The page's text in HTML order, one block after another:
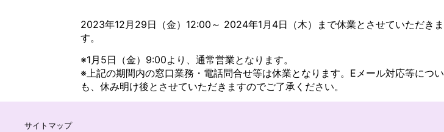
2023年12月29日（金）12:00～ 2024年1月4日（木）まで休業とさせていただきま
す。
※1月5日（金）9:00より、通常営業となります。
※上記の期間内の窓口業務・電話問合せ等は休業となります。Eメール対応等につ
も、休み明け後とさせていただきますのでご了承ください。
サイトマップ